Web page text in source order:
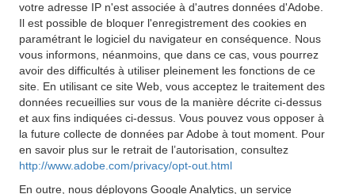
votre adresse IP n'est associée à d'autres données d'Adobe.
Il est possible de bloquer l'enregistrement des cookies en
paramétrant le logiciel du navigateur en conséquence. Nous
vous informons, néanmoins, que dans ce cas, vous pourrez
avoir des difficultés à utiliser pleinement les fonctions de ce
site. En utilisant ce site Web, vous acceptez le traitement des
données recueillies sur vous de la manière décrite ci-dessus
et aux fins indiquées ci-dessus. Vous pouvez vous opposer à
la future collecte de données par Adobe à tout moment. Pour
en savoir plus sur le retrait de l’autorisation, consultez
http://www.adobe.com/privacy/opt-out.html
En outre, nous déployons Google Analytics, un service